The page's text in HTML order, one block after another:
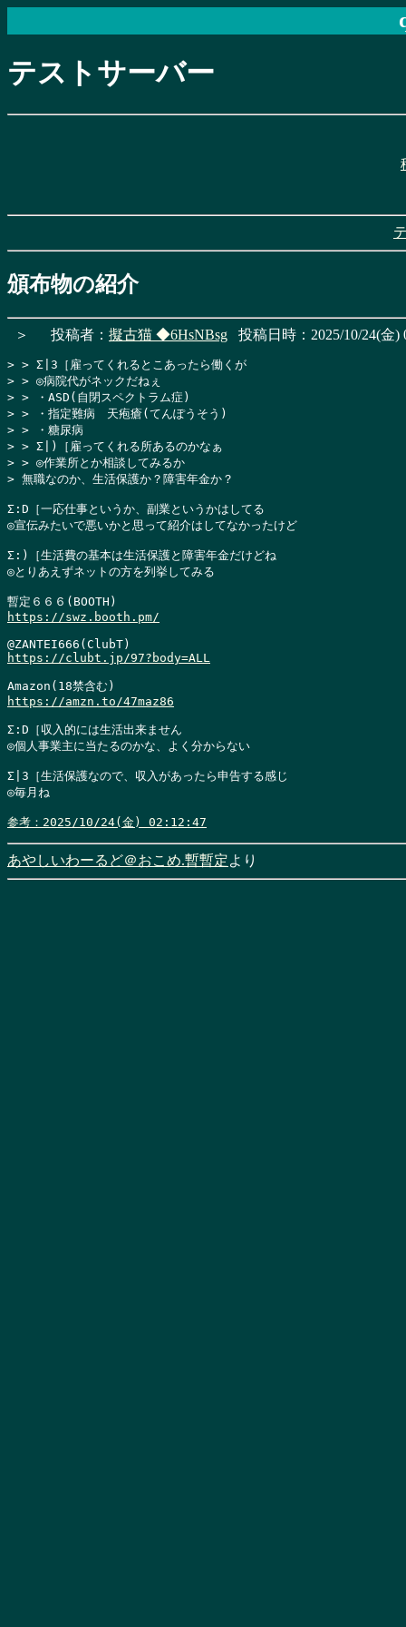
テストサーバー
頒布物の紹介
＞ 投稿者： 擬古猫 ◆6HsNBsg 投稿日時：2025/10/24(金)
> > Σ|3［雇ってくれるとこあったら働くが
> > ◎病院代がネックだねぇ
> > ・ASD(自閉スペクトラム症)
> > ・指定難病　天疱瘡(てんぽうそう)
> > ・糖尿病
> > Σ|)［雇ってくれる所あるのかなぁ
> > ◎作業所とか相談してみるか
> 無職なのか、生活保護か？障害年金か？
Σ:D［一応仕事というか、副業というかはしてる
◎宣伝みたいで悪いかと思って紹介はしてなかったけど
Σ:)［生活費の基本は生活保護と障害年金だけどね
◎とりあえずネットの方を列挙してみる
https://swz.booth.pm/
https://clubt.jp/97?body=ALL
https://amzn.to/47maz86
Σ:D［収入的には生活出来ません
◎個人事業主に当たるのかな、よく分からない
Σ|3［生活保護なので、収入があったら申告する感じ
◎毎月ね
参考：2025/10/24(金) 02:12:47
あやしいわーるど＠おこめ.暫暫定より